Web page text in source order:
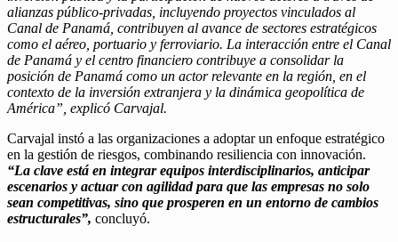
alianzas público-privadas, incluyendo proyectos vinculados al
Canal de Panamá, contribuyen al avance de sectores estratégicos
como el aéreo, portuario y ferroviario. La interacción entre el Canal
de Panamá y el centro financiero contribuye a consolidar la
posición de Panamá como un actor relevante en la región, en el
contexto de la inversión extranjera y la dinámica geopolítica de
América”, explicó Carvajal.
Carvajal instó a las organizaciones a adoptar un enfoque estratégico
en la gestión de riesgos, combinando resiliencia con innovación.
“La clave está en integrar equipos interdisciplinarios, anticipar
escenarios y actuar con agilidad para que las empresas no solo
sean competitivas, sino que prosperen en un entorno de cambios
estructurales”, concluyó.